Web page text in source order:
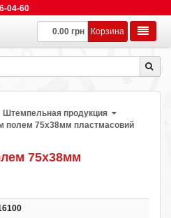
04-60
0.00 грн Корзина
Штемпельная продукция
полем 75х38мм пластмасовий
75х38мм